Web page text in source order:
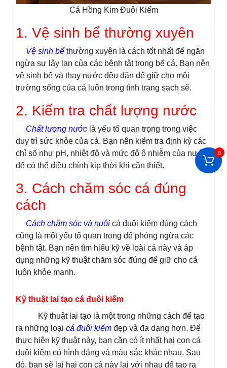
Cá Hồng Kim Đuôi Kiếm
1. Vệ sinh bể thường xuyên
Vệ sinh bểthường xuyên là cách tốt nhất để ngăn
ngừa sự lây lan của các bệnh tật trong bể cá. Bạn nên
vệ sinh bể và thay nước đều đặn để giữ cho môi
trường sống của cá luôn trong tình trạng sạch sẽ.
2. Kiểm tra chất lượng nước
Chất lượng nước là yếu tố quan trọng trong việc
duy trì sức khỏe của cá. Bạn nên kiểm tra định kỳ các
chỉ số như pH, nhiệt độ và mức độ ô nhiễm của nước
để có thể điều chỉnh kịp thời khi cần thiết.
3. Cách chăm sóc cá đúng
cách
Cách chăm sóc và nuôi cá đuôi kiếm đúng cách
cũng là một yếu tố quan trọng để phòng ngừa các
bệnh tật. Bạn nên tìm hiểu kỹ về loài cá này và áp
dụng những kỹ thuật chăm sóc đúng để giữ cho cá
luôn khỏe mạnh.
Kỹ thuật lai tạo cá đuôi kiếm
Kỹ thuật lai tạo là một trong những cách để tạo
ra những loại cá đuôi kiếm đẹp và đa dạng hơn. Để
thực hiện kỹ thuật này, bạn cần có ít nhất hai con cá
đuôi kiếm có hình dáng và màu sắc khác nhau. Sau
đó, bạn sẽ lai hai con cá này lại với nhau để tạo ra
0